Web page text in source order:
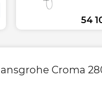
54
Croma